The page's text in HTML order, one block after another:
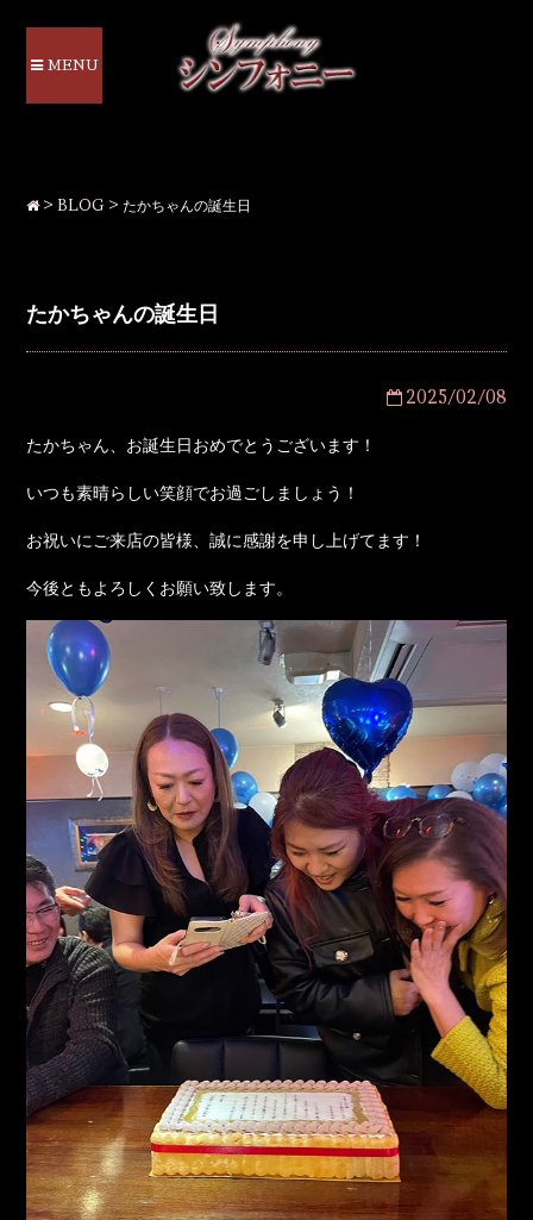
MENU
> BLOG >たかちゃんの誕生日
たかちゃんの誕生日
2025/02/08
たかちゃん、お誕生日おめでとうございます！
いつも素晴らしい笑顔でお過ごしましょう！
お祝いにご来店の皆様、誠に感謝を申し上げてます！
今後ともよろしくお願い致します。